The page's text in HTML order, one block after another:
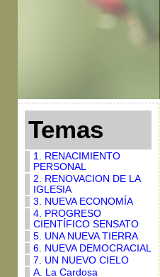
Temas
1. RENACIMIENTO
PERSONAL
2. RENOVACION DE LA
IGLESIA
3. NUEVA ECONOMÍA
4. PROGRESO
CIENTÍFICO SENSATO
5. UNA NUEVA TIERRA
6. NUEVA DEMOCRACIAL
7. UN NUEVO CIELO
A. La Cardosa